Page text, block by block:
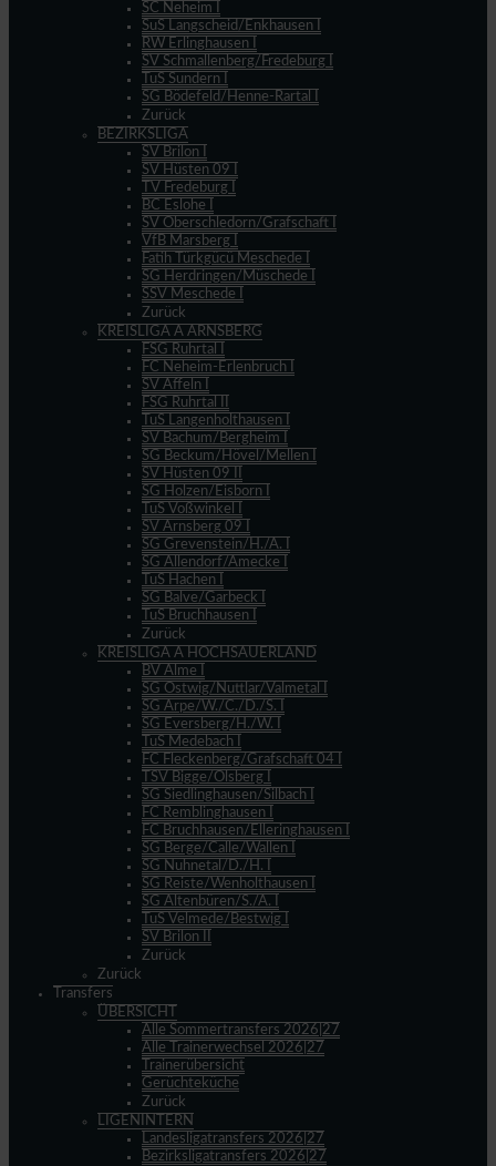
SC Neheim I
SuS Langscheid/Enkhausen I
RW Erlinghausen I
SV Schmallenberg/Fredeburg I
TuS Sundern I
SG Bödefeld/Henne-Rartal I
Zurück
BEZIRKSLIGA
SV Brilon I
SV Hüsten 09 I
TV Fredeburg I
BC Eslohe I
SV Oberschledorn/Grafschaft I
VfB Marsberg I
Fatih Türkgücü Meschede I
SG Herdringen/Müschede I
SSV Meschede I
Zurück
KREISLIGA A ARNSBERG
FSG Ruhrtal I
FC Neheim-Erlenbruch I
SV Affeln I
FSG Ruhrtal II
TuS Langenholthausen I
SV Bachum/Bergheim I
SG Beckum/Hövel/Mellen I
SV Hüsten 09 II
SG Holzen/Eisborn I
TuS Voßwinkel I
SV Arnsberg 09 I
SG Grevenstein/H./A. I
SG Allendorf/Amecke I
TuS Hachen I
SG Balve/Garbeck I
TuS Bruchhausen I
Zurück
KREISLIGA A HOCHSAUERLAND
BV Alme I
SG Ostwig/Nuttlar/Valmetal I
SG Arpe/W./C./D./S. I
SG Eversberg/H./W. I
TuS Medebach I
FC Fleckenberg/Grafschaft 04 I
TSV Bigge/Olsberg I
SG Siedlinghausen/Silbach I
FC Remblinghausen I
FC Bruchhausen/Elleringhausen I
SG Berge/Calle/Wallen I
SG Nuhnetal/D./H. I
SG Reiste/Wenholthausen I
SG Altenbüren/S./A. I
TuS Velmede/Bestwig I
SV Brilon II
Zurück
Zurück
Transfers
ÜBERSICHT
Alle Sommertransfers 2026|27
Alle Trainerwechsel 2026|27
Trainerübersicht
Gerüchteküche
Zurück
LIGENINTERN
Landesligatransfers 2026|27
Bezirksligatransfers 2026|27